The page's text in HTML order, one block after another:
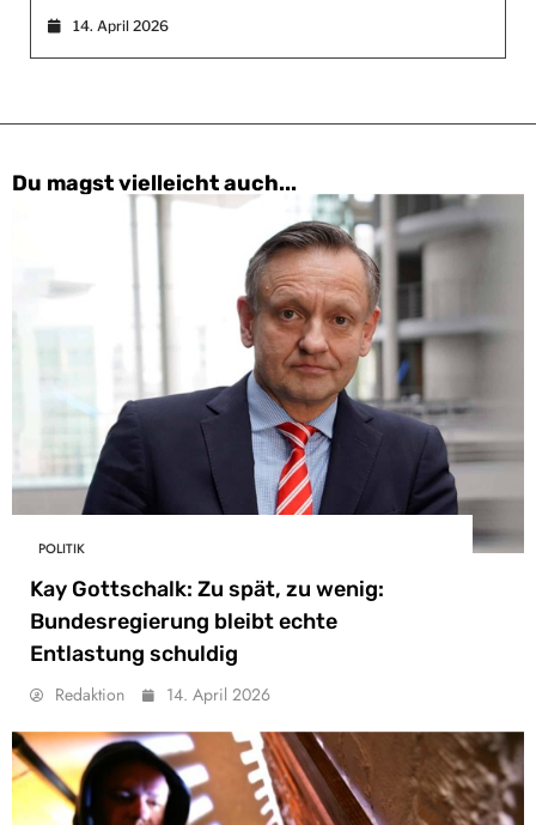
14. April 2026
Du magst vielleicht auch...
POLITIK
Kay Gottschalk: Zu spät, zu wenig:
Bundesregierung bleibt echte
Entlastung schuldig
Redaktion 14. April 2026